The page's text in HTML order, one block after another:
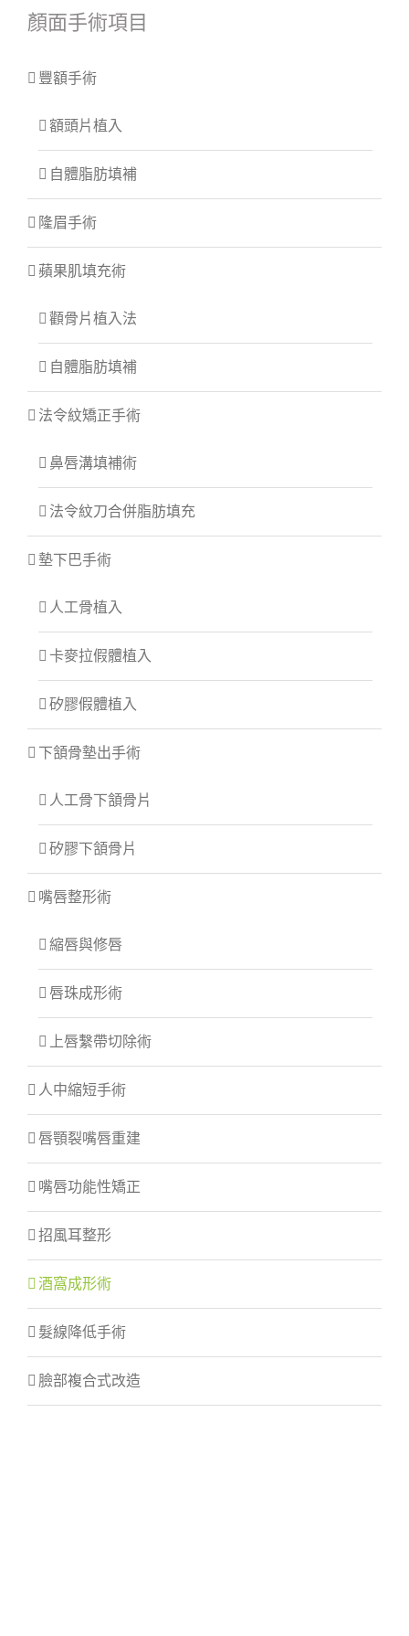
顏面手術項目
豐額手術
額頭片植入
自體脂肪填補
隆眉手術
蘋果肌填充術
顴骨片植入法
自體脂肪填補
法令紋矯正手術
鼻唇溝填補術
法令紋刀合併脂肪填充
墊下巴手術
人工骨植入
卡麥拉假體植入
矽膠假體植入
下頷骨墊出手術
人工骨下頷骨片
矽膠下頷骨片
嘴唇整形術
縮唇與修唇
唇珠成形術
上唇繫帶切除術
人中縮短手術
唇顎裂嘴唇重建
嘴唇功能性矯正
招風耳整形
酒窩成形術
髮線降低手術
臉部複合式改造